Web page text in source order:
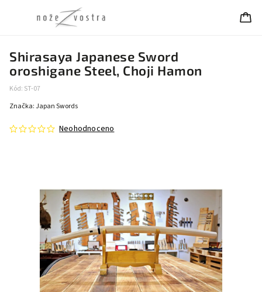
Shirasaya Japanese Sword
oroshigane Steel, Choji Hamon
Kód: ST-07
Neohodnoceno
Značka:Japan Swords